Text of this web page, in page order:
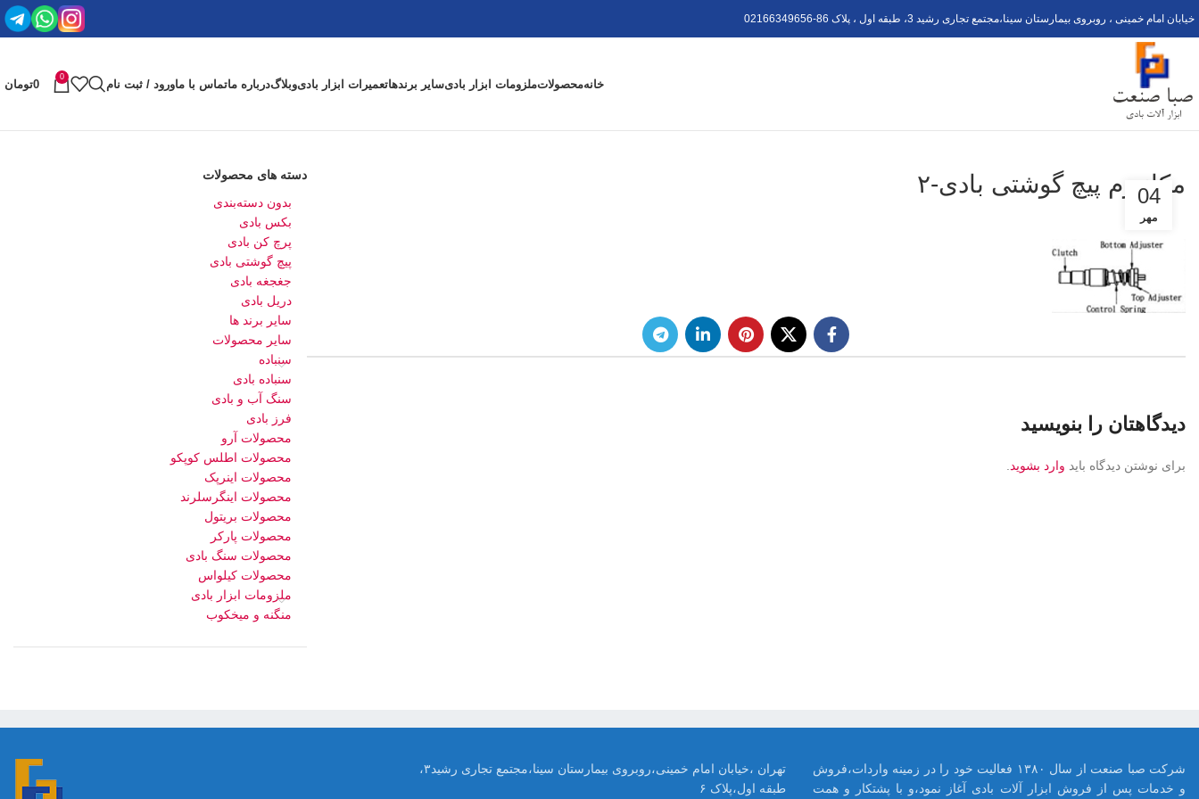
خیابان امام خمینی ، روبروی بیمارستان سینا،مجتمع تجاری رشید 3، طبقه اول ، پلاک 6 02166349656-8
خانهمحصولاتملزومات ابزار بادیسایر برندهاتعمیرات ابزار بادیوبلاگدرباره ماتماس با ماورود / ثبت نام
0
0تومان
مکانیزم پیچ گوشتی بادی-۲
04
مهر
دیدگاهتان را بنویسید
برای نوشتن دیدگاه باید وارد بشوید
دسته های محصولات
بدون دسته‌بندی
بکس بادی
پرچ کن بادی
پیچ گوشتی بادی
جغجغه بادی
دریل بادی
سایر برند ها
سایر محصولات
سنباده
سنباده بادی
سنگ آب و بادی
فرز بادی
محصولات آرو
محصولات اطلس کوپکو
محصولات اینرپک
محصولات اینگرسلرند
محصولات بریتول
محصولات پارکر
محصولات سنگ بادی
محصولات کیلواس
ملزومات ابزار بادی
منگنه و میخکوب
تهران ،خیابان امام خمینی،روبروی بیمارستان سینا،مجتمع تجاری رشید۳،
طبقه اول،پلاک ۶
شرکت صبا صنعت از سال ۱۳۸۰ فعالیت خود را در زمینه واردات،فروش
و خدمات پس از فروش ابزار آلات بادی آغاز نمود،و با پشتکار و همت